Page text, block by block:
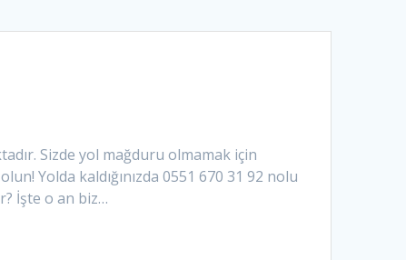
Sizde yol mağduru olmamak için
Yolda kaldığınızda 0551 670 31 92 nolu
İşte o an biz…